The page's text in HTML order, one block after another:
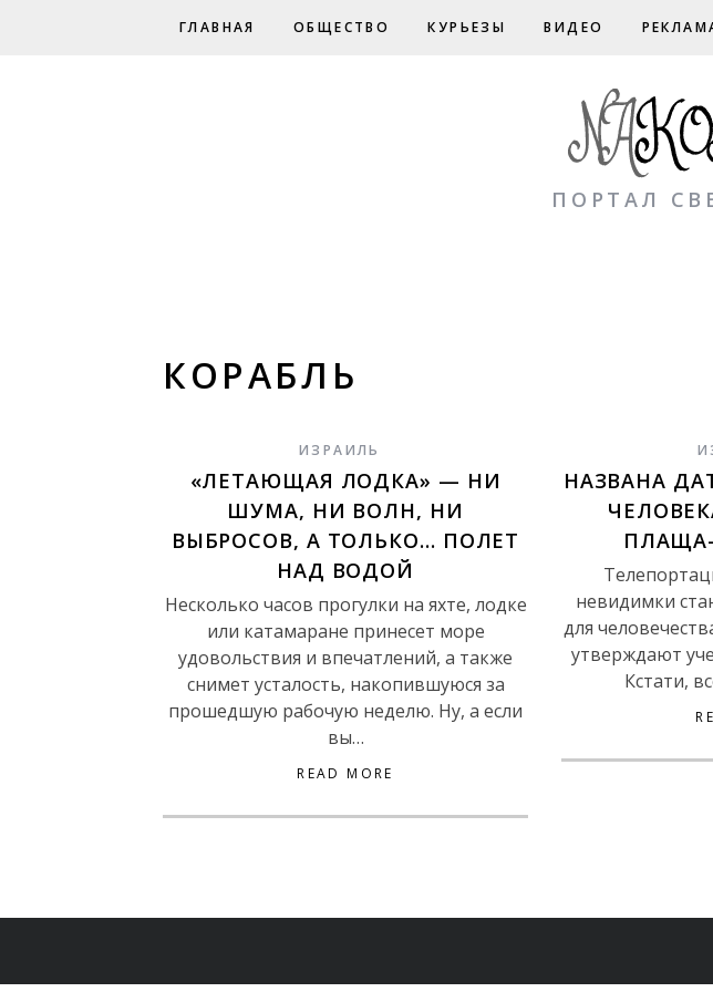
ГЛАВНАЯ ОБЩЕСТВО КУРЬЕЗЫ ВИДЕО
ПОРТАЛ
КОРАБЛЬ
ИЗРАИЛЬ
«ЛЕТАЮЩАЯ ЛОДКА» — НИ
ШУМА, НИ ВОЛН, НИ
ВЫБРОСОВ, А ТОЛЬКО… ПОЛЕТ
НАД ВОДОЙ
Несколько часов прогулки на яхте, лодке
или катамаране принесет море
удовольствия и впечатлений, а также
снимет усталость, накопившуюся за
прошедшую рабочую неделю. Ну, а если
вы…
READ MORE
НАЗВАНА
невидимки
для
утверждают
Кстати,